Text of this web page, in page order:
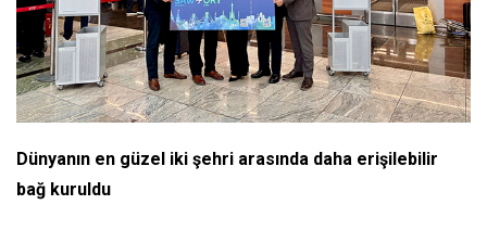
Dünyanın en güzel iki şehri arasında daha erişilebilir
bağ kuruldu